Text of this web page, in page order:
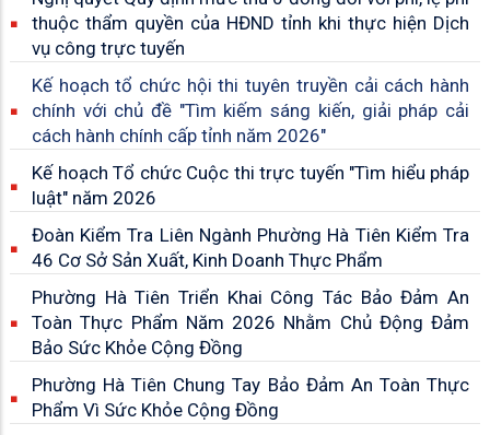
thuộc thẩm quyền của HĐND tỉnh khi thực hiện Dịch
vụ công trực tuyến
Kế hoạch tổ chức hội thi tuyên truyền cải cách hành
chính với chủ đề "Tìm kiếm sáng kiến, giải pháp cải
cách hành chính cấp tỉnh năm 2026"
Kế hoạch Tổ chức Cuộc thi trực tuyến "Tìm hiểu pháp
luật" năm 2026
Đoàn Kiểm Tra Liên Ngành Phường Hà Tiên Kiểm Tra
46 Cơ Sở Sản Xuất, Kinh Doanh Thực Phẩm
Phường Hà Tiên Triển Khai Công Tác Bảo Đảm An
Toàn Thực Phẩm Năm 2026 Nhằm Chủ Động Đảm
Bảo Sức Khỏe Cộng Đồng
Phường Hà Tiên Chung Tay Bảo Đảm An Toàn Thực
Phẩm Vì Sức Khỏe Cộng Đồng